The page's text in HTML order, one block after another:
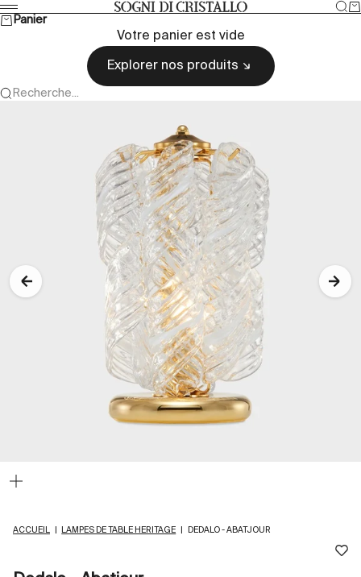
Passer au contenu Sogni di cristallo
Menu
Panier
Votre panier est vide
Explorer nos produits
Recherche...
ACCUEIL LAMPES DE TABLE HERITAGE DEDALO - ABATJOUR